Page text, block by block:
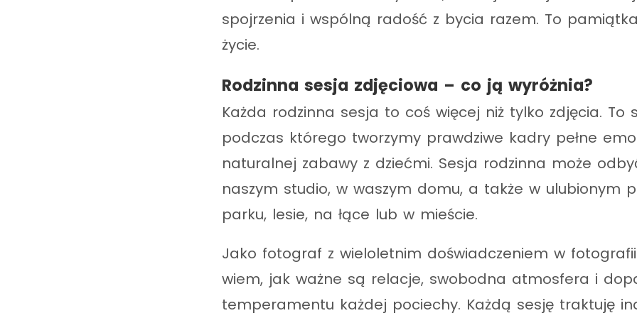
spojrzenia i wspólną radość z bycia razem. To
życie.
Rodzinna sesja zdjęciowa – co ją wyróżnia?
Każda rodzinna sesja to coś więcej niż tylko zdjęcia. To
podczas którego tworzymy prawdziwe kadry pełne
naturalnej zabawy z dziećmi. Sesja rodzinna może
naszym studio, w waszym domu, a także w ulubionym
parku, lesie, na łące lub w mieście.
Jako fotograf z wieloletnim doświadczeniem w
wiem, jak ważne są relacje, swobodna atmosfera i
temperamentu każdej pociechy. Każdą sesję traktuję